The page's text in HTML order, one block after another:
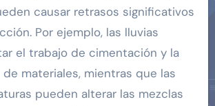
causar retrasos significativos
Por ejemplo, las lluvias
el trabajo de cimentación y la
materiales, mientras que las
pueden alterar las mezclas